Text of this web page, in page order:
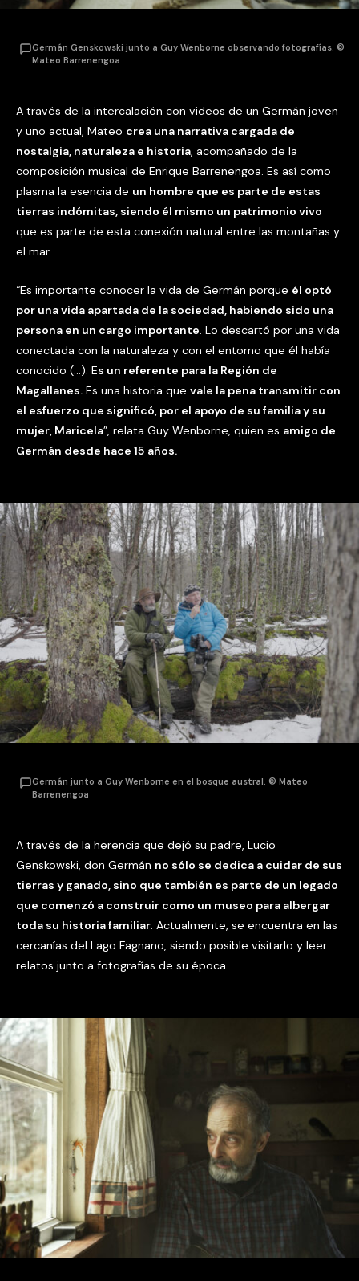
Germán Genskowski junto a Guy Wenborne observando fotografías. ©
Mateo Barrenengoa
A través de la intercalación con videos de un Germán joven
y uno actual, Mateo crea una narrativa cargada de
nostalgia, naturaleza e historia, acompañado de la
composición musical de Enrique Barrenengoa. Es así como
plasma la esencia de un hombre que es parte de estas
tierras indómitas, siendo él mismo un patrimonio vivo
que es parte de esta conexión natural entre las montañas y
el mar.
“Es importante conocer la vida de Germán porque él optó
por una vida apartada de la sociedad, habiendo sido una
persona en un cargo importante. Lo descartó por una vida
conectada con la naturaleza y con el entorno que él había
conocido (…). Es un referente para la Región de
Magallanes. Es una historia que vale la pena transmitir con
el esfuerzo que significó, por el apoyo de su familia y su
mujer, Maricela”, relata Guy Wenborne, quien es amigo de
Germán desde hace 15 años.
Germán junto a Guy Wenborne en el bosque austral. © Mateo
Barrenengoa
A través de la herencia que dejó su padre, Lucio
Genskowski, don Germán no sólo se dedica a cuidar de sus
tierras y ganado, sino que también es parte de un legado
que comenzó a construir como un museo para albergar
toda su historia familiar. Actualmente, se encuentra en las
cercanías del Lago Fagnano, siendo posible visitarlo y leer
relatos junto a fotografías de su época.